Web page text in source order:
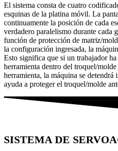
El sistema consta de cuatro
esquinas de la platina móvil. La
continuamente la posición de cada
verdadero paralelismo durante cada
función de protección de matriz/
la configuración ingresada, la
Esto significa que si un trabajador
herramienta dentro del troquel/
herramienta, la máquina se detendrá
ayuda a proteger el troquel/molde
SISTEMA DE